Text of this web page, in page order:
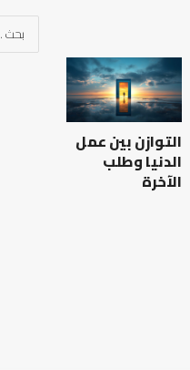
العلاقة
العلمية
بين
الإمام
مالك
والليث
التوازن بين عمل
الدنيا وطلب
الآخرة